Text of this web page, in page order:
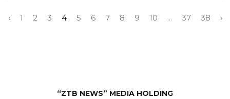
‹ 1 2 3 4 5 6 7 8 9 10 ... 37 38 ›
“ZTB NEWS” MEDIA HOLDING